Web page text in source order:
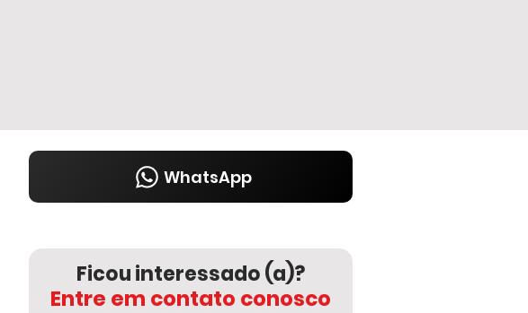
Ficou interessado (a)?
Entre em contato conosco
WhatsApp